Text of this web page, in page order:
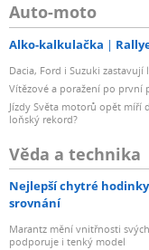
Auto-moto
Alko-kalkulačka
Dacia, Ford i Suzuki
Vítězové a poražení po první
Jízdy Světa motorů opět míří
loňský rekord?
Věda a technika
Nejlepší chytré hodinky
srovnání
Marantz mění vnitřnosti
podporuje i tenký model